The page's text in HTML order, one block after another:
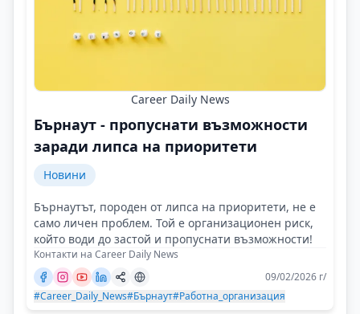
Career Daily News
Бърнаут - пропуснати възможности
заради липса на приоритети
Новини
Бърнаутът, породен от липса на приоритети, не е
само личен проблем. Той е организационен риск,
който води до застой и пропуснати възможности!
Контакти на Career Daily News
09/02/2026 г/
#Career_Daily_News#Бърнаут#Работна_организация